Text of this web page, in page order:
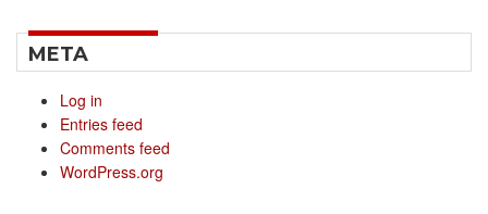
META
Log in
Entries feed
Comments feed
WordPress.org